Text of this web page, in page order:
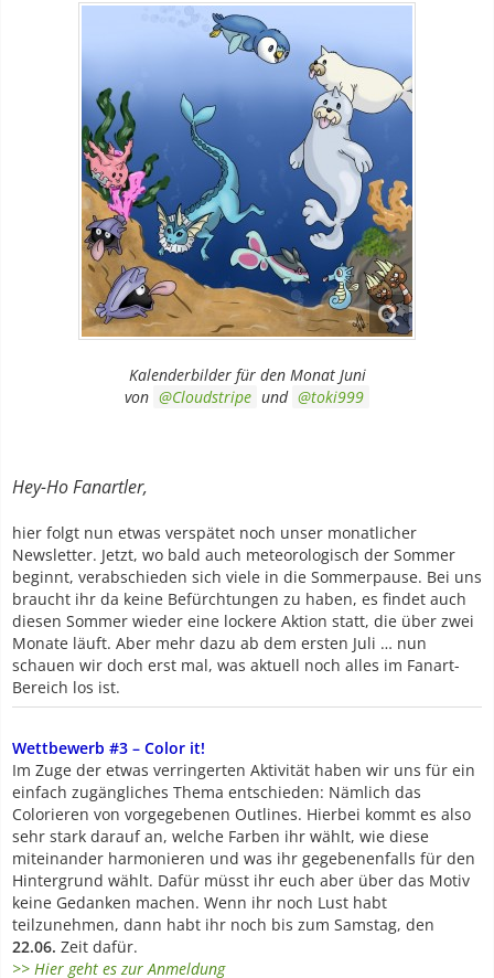
Kalenderbilder für den Monat Juni
von
Cloudstripe und toki999
Hey-Ho Fanartler,
hier folgt nun etwas verspätet noch unser monatlicher
Newsletter. Jetzt, wo bald auch meteorologisch der Sommer
beginnt, verabschieden sich viele in die Sommerpause. Bei uns
braucht ihr da keine Befürchtungen zu haben, es findet auch
diesen Sommer wieder eine lockere Aktion statt, die über zwei
Monate läuft. Aber mehr dazu ab dem ersten Juli … nun
schauen wir doch erst mal, was aktuell noch alles im Fanart-
Bereich los ist.
Wettbewerb #3 – Color it!
Im Zuge der etwas verringerten Aktivität haben wir uns für ein
einfach zugängliches Thema entschieden: Nämlich das
Colorieren von vorgegebenen Outlines. Hierbei kommt es also
sehr stark darauf an, welche Farben ihr wählt, wie diese
miteinander harmonieren und was ihr gegebenenfalls für den
Hintergrund wählt. Dafür müsst ihr euch aber über das Motiv
keine Gedanken machen. Wenn ihr noch Lust habt
teilzunehmen, dann habt ihr noch bis zum Samstag, den
22.06. Zeit dafür.
>> Hier geht es zur Anmeldung